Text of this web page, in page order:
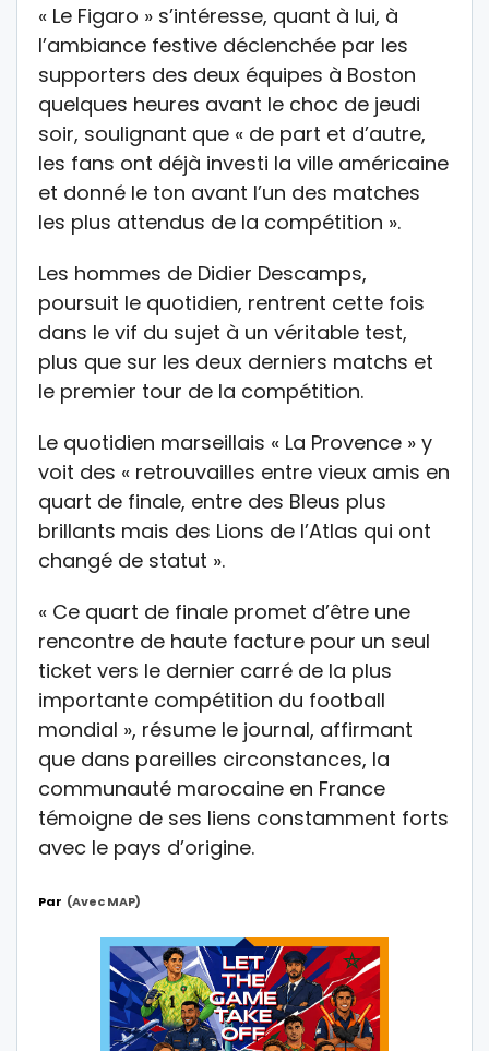
« Le Figaro » s’intéresse, quant à lui, à
l’ambiance festive déclenchée par les
supporters des deux équipes à Boston
quelques heures avant le choc de jeudi
soir, soulignant que « de part et d’autre,
les fans ont déjà investi la ville américaine
et donné le ton avant l’un des matches
les plus attendus de la compétition ».
Les hommes de Didier Descamps,
poursuit le quotidien, rentrent cette fois
dans le vif du sujet à un véritable test,
plus que sur les deux derniers matchs et
le premier tour de la compétition.
Le quotidien marseillais « La Provence » y
voit des « retrouvailles entre vieux amis en
quart de finale, entre des Bleus plus
brillants mais des Lions de l’Atlas qui ont
changé de statut ».
« Ce quart de finale promet d’être une
rencontre de haute facture pour un seul
ticket vers le dernier carré de la plus
importante compétition du football
mondial », résume le journal, affirmant
que dans pareilles circonstances, la
communauté marocaine en France
témoigne de ses liens constamment forts
avec le pays d’origine.
Par (avec MAP)